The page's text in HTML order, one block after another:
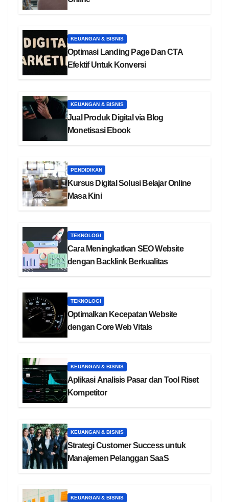
KEUANGAN & BISNIS
Optimasi Landing Page Dan CTA
Efektif Untuk Konversi
KEUANGAN & BISNIS
Jual Produk Digital via Blog
Monetisasi Ebook
PENDIDIKAN
Kursus Digital Solusi Belajar Online
Masa Kini
TEKNOLOGI
Cara Meningkatkan SEO Website
dengan Backlink Berkualitas
TEKNOLOGI
Optimalkan Kecepatan Website
dengan Core Web Vitals
KEUANGAN & BISNIS
Aplikasi Analisis Pasar dan Tool Riset
Kompetitor
KEUANGAN & BISNIS
Strategi Customer Success untuk
Manajemen Pelanggan SaaS
KEUANGAN & BISNIS